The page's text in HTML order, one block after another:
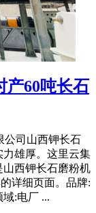
产60吨长石
公司山西钾长石
力雄厚。这里云集
山西钾长石磨粉机
详细页面。品牌:
:电厂 ...